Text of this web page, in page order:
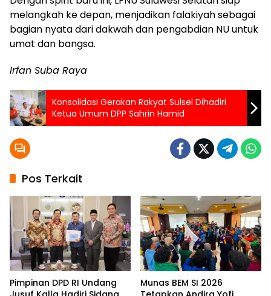
melangkah ke depan, menjadikan falakiyah sebagai
bagian nyata dari dakwah dan pengabdian NU untuk
umat dan bangsa.
Irfan Suba Raya
Konsolidasi Gerakan Rakyat Sulsel Dihadiri
Ketua Umum DPP Sahrin Hamid
Pos Terkait
Pimpinan DPD RI Undang
Munas BEM SI 2026